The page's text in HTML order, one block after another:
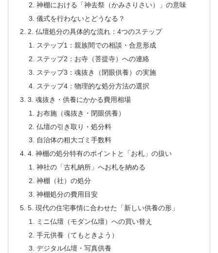
神棚における「神去祭（かみさりさい）」の意味
儀式を行わないとどうなる？
2. 仏壇処分の具体的な流れ：4つのステップ
ステップ1：親族間での相談・合意形成
ステップ2：お寺（菩提寺）への連絡
ステップ3：魂抜き（閉眼供養）の実施
ステップ4：物理的な処分方法の選択
3. 魂抜き・供養にかかる費用相場
お布施（魂抜き・閉眼供養）
仏壇の引き取り・処分料
自治体の粗大ゴミ手数料
4. 神棚の処分特有のポイントと「お札」の扱い
神社の「古札納所」へお札を納める
神棚（社）の処分
神棚処分の費用目安
5. 現代の住宅事情に合わせた「新しい供養の形」
ミニ仏壇（モダン仏壇）への買い替え
手元供養（てもときよう）
デジタル仏壇・写真供養